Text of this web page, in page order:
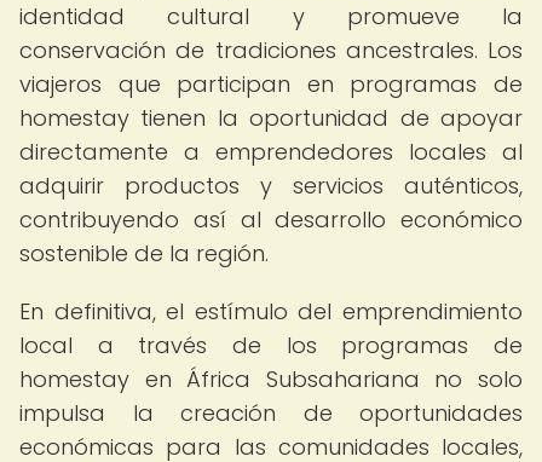
identidad cultural y promueve la
conservación de tradiciones ancestrales. Los
viajeros que participan en programas de
homestay tienen la oportunidad de apoyar
directamente a emprendedores locales al
adquirir productos y servicios auténticos,
contribuyendo así al desarrollo económico
sostenible de la región.
En definitiva, el estímulo del emprendimiento
local a través de los programas de
homestay en África Subsahariana no solo
impulsa la creación de oportunidades
económicas para las comunidades locales,